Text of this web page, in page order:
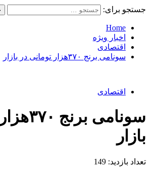
جستجو برای:
Home
اخبار ویژه
اقتصادی
سونامی برنج ۳۷۰هزار تومانی در بازار
اقتصادی
سونامی
بازار
تعداد بازدید: 149